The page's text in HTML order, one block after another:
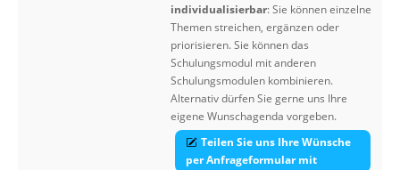
individualisierbar: Sie können einzelne
Themen streichen, ergänzen oder
priorisieren. Sie können das
Schulungsmodul mit anderen
Schulungsmodulen kombinieren.
Alternativ dürfen Sie gerne uns Ihre
eigene Wunschagenda vorgeben.
Teilen Sie uns Ihre Wünsche
per Anfrageformular mit